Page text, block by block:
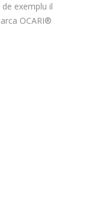
exemplu il
OCARI®